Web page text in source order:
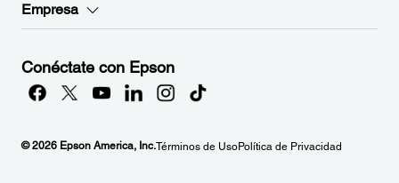
Empresa
Conéctate con Epson
© 2026 Epson America, Inc.Términos de UsoPolítica de Privacidad